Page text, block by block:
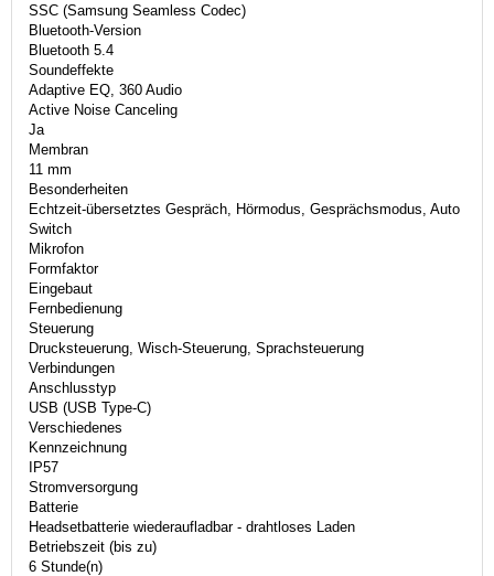
SSC (Samsung Seamless Codec)
Bluetooth-Version
Bluetooth 5.4
Soundeffekte
Adaptive EQ, 360 Audio
Active Noise Canceling
Ja
Membran
11 mm
Besonderheiten
Echtzeit-übersetztes Gespräch, Hörmodus, Gesprächsmodus, Auto
Switch
Mikrofon
Formfaktor
Eingebaut
Fernbedienung
Steuerung
Drucksteuerung, Wisch-Steuerung, Sprachsteuerung
Verbindungen
Anschlusstyp
USB (USB Type-C)
Verschiedenes
Kennzeichnung
IP57
Stromversorgung
Batterie
Headsetbatterie wiederaufladbar - drahtloses Laden
Betriebszeit (bis zu)
6 Stunde(n)